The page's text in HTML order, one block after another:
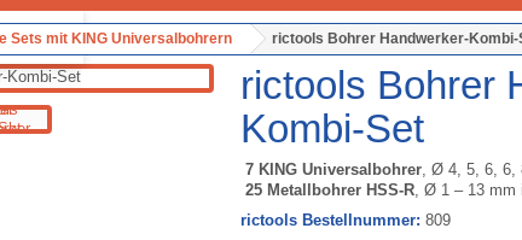
Sets mit KING Universalbohrern rictools Bohrer Handwerker-Kombi-
rictools Bohrer
Kombi-Set
7 KING Universalbohrer, Ø 4, 5, 6, 6,
25 Metallbohrer HSS-R, Ø 1 – 13 mm
rictools Bestellnummer: 809